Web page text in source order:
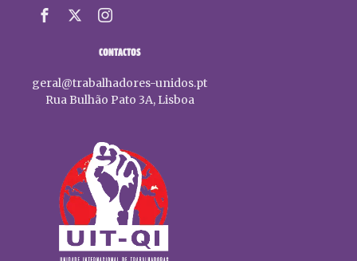
CONTACTOS
geral@trabalhadores-unidos.pt
Rua Bulhão Pato 3A, Lisboa